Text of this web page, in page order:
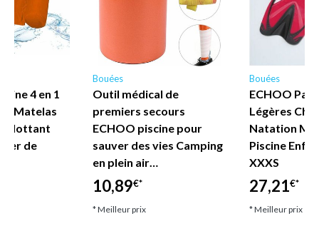
4 en 1
- Matelas
flottant
de
Bouées
Outil médical de
premiers secours
ECHOO piscine pour
sauver des vies Camping
en plein air…
10,89€*
* Meilleur prix
Bouées
ECHOO
Légères
Natation
Piscine
XXXS
27,21€*
* Meilleur prix